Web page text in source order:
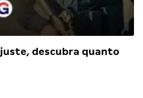
descubra quanto